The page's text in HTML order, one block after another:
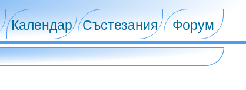
Календар Състезания Форум